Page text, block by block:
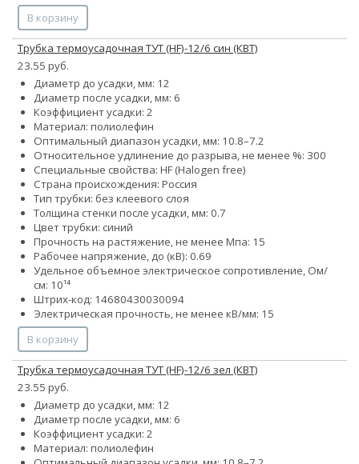
В корзину
Трубка термоусадочная ТУТ (HF)-12/6 син (КВТ)
23.55 руб.
Диаметр до усадки, мм: 12
Диаметр после усадки, мм: 6
Коэффициент усадки: 2
Материал: полиолефин
Оптимальный диапазон усадки, мм: 10.8–7.2
Относительное удлинение до разрыва, не менее %: 300
Специальные свойства: HF (Halogen free)
Страна происхождения: Россия
Тип трубки: без клеевого слоя
Толщина стенки после усадки, мм: 0.7
Цвет трубки: синий
Прочность на растяжение, не менее Мпа: 15
Рабочее напряжение, до (кВ): 0.69
Удельное объемное электрическое сопротивление, Ом/
см: 10¹⁴
Штрих-код: 14680430030094
Электрическая прочность, не менее кВ/мм: 15
В корзину
Трубка термоусадочная ТУТ (HF)-12/6 зел (КВТ)
23.55 руб.
Диаметр до усадки, мм: 12
Диаметр после усадки, мм: 6
Коэффициент усадки: 2
Материал: полиолефин